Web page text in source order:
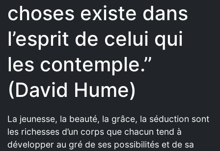
choses existe dans
l’esprit de celui qui
les contemple.’’
(David Hume)
La jeunesse, la beauté, la grâce, la séduction sont
les richesses d’un corps que chacun tend à
développer au gré de ses possibilités et de sa